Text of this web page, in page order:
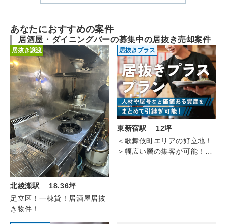
あなたにおすすめの案件
居酒屋・ダイニングバーの募集中の居抜き売却案件
居抜き譲渡
北綾瀬駅 18.36坪
足立区！一棟貸！居酒屋居抜
き物件！
居抜きプラス
東新宿駅 12坪
＜歌舞伎町エリアの好立地！
＞幅広い層の集客が可能！東